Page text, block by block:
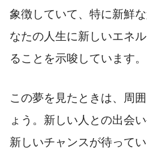
象徴していて、特に新鮮
なたの人生に新しいエネ
ることを示唆しています。
この夢を見たときは、周
ょう。新しい人との出会
新しいチャンスが待って